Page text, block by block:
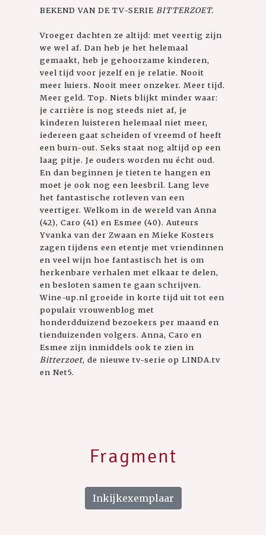
BEKEND VAN DE TV-SERIE BITTERZOET.
Vroeger dachten ze altijd: met veertig zijn
we wel af. Dan heb je het helemaal
gemaakt, heb je gehoorzame kinderen,
veel tijd voor jezelf en je relatie. Nooit
meer luiers. Nooit meer onzeker. Meer tijd.
Meer geld. Top. Niets blijkt minder waar:
je carrière is nog steeds niet af, je
kinderen luisteren helemaal niet meer,
iedereen gaat scheiden of vreemd of heeft
een burn-out. Seks staat nog altijd op een
laag pitje. Je ouders worden nu écht oud.
En dan beginnen je tieten te hangen en
moet je ook nog een leesbril. Lang leve
het fantastische rotleven van een
veertiger. Welkom in de wereld van Anna
(42), Caro (41) en Esmee (40). Auteurs
Yvanka van der Zwaan en Mieke Kosters
zagen tijdens een etentje met vriendinnen
en veel wijn hoe fantastisch het is om
herkenbare verhalen met elkaar te delen,
en besloten samen te gaan schrijven.
Wine-up.nl groeide in korte tijd uit tot een
populair vrouwenblog met
honderdduizend bezoekers per maand en
tienduizenden volgers. Anna, Caro en
Esmee zijn inmiddels ook te zien in
Bitterzoet, de nieuwe tv-serie op LINDA.tv
en Net5.
Fragment
Inkijkexemplaar